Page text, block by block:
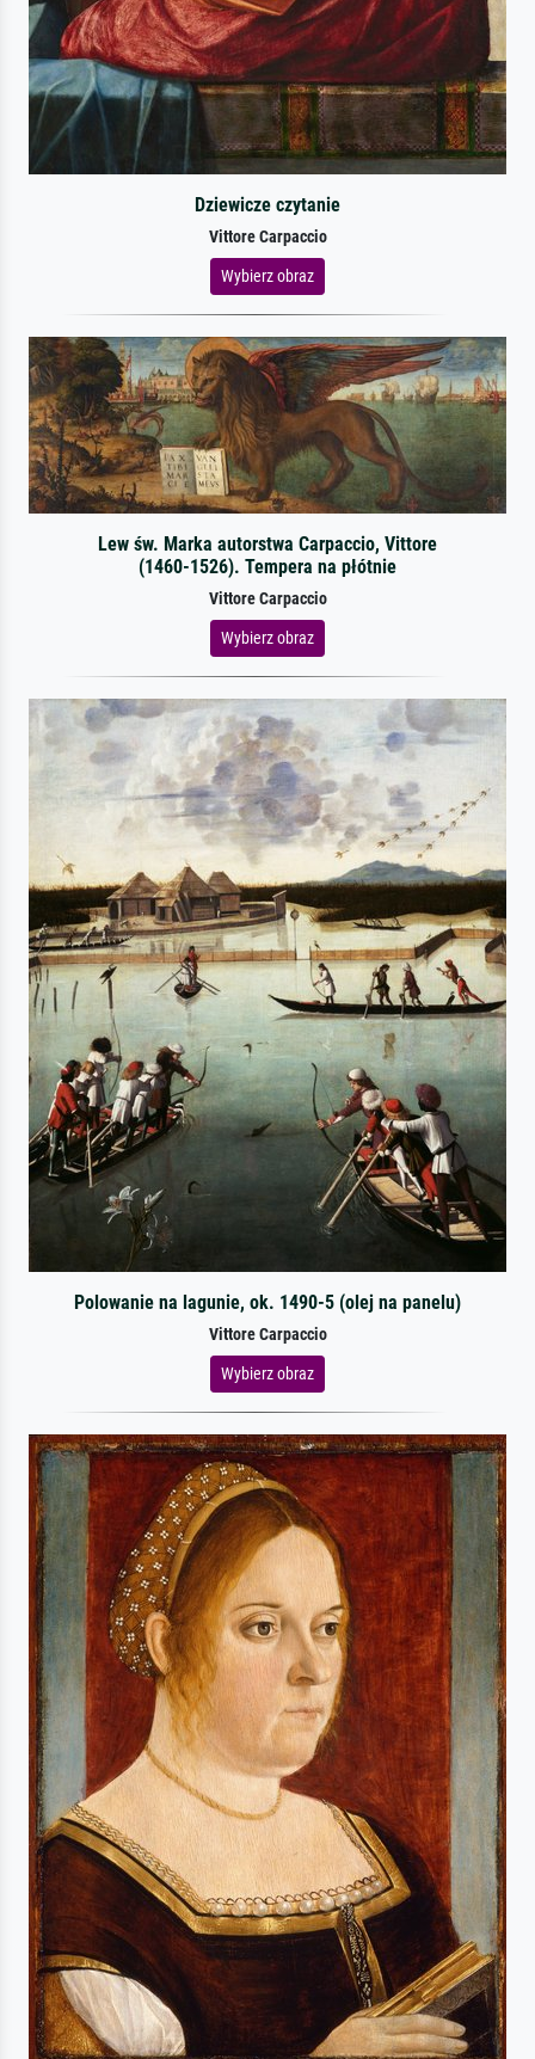
Dziewicze czytanie
Vittore Carpaccio
Wybierz obraz
Lew św. Marka autorstwa Carpaccio, Vittore
(1460-1526). Tempera na płótnie
Vittore Carpaccio
Wybierz obraz
Polowanie na lagunie, ok. 1490-5 (olej na panelu)
Vittore Carpaccio
Wybierz obraz